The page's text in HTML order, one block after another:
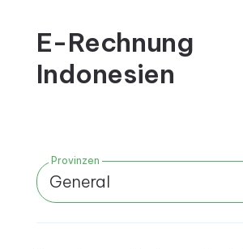
E-Rechnung
Indonesien
Provinzen
General